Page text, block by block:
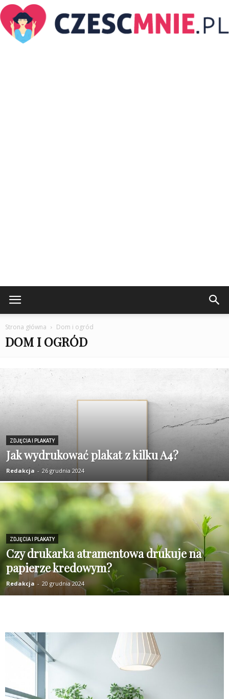
Strona główna Dom i ogród
DOM I OGRÓD
ZDJĘCIA I PLAKATY
Jak wydrukować plakat z kilku A4?
Redakcja - 26 grudnia 2024
ZDJĘCIA I PLAKATY
Czy drukarka atramentowa drukuje na
papierze kredowym?
Redakcja - 20 grudnia 2024